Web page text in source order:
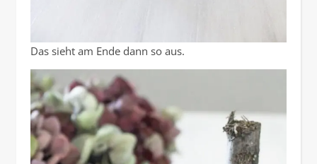
Das sieht am Ende dann so aus.